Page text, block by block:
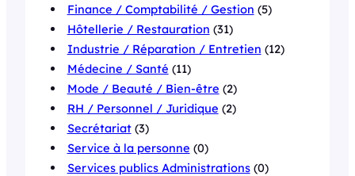
Finance / Comptabilité / Gestion (5)
Hôtellerie / Restauration (31)
Industrie / Réparation / Entretien (12)
Médecine / Santé (11)
Mode / Beauté / Bien-être (2)
RH / Personnel / Juridique (2)
Secrétariat(3)
Service à la personne (0)
Services publics Administrations(0)